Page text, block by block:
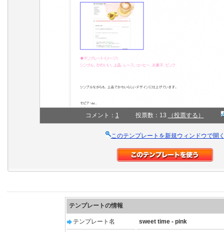
コメント： 1 投票数：13 （投票する）
このテンプレートを新規ウィンドウで開
テンプレートの情報
テンプレート名 sweet time - pink